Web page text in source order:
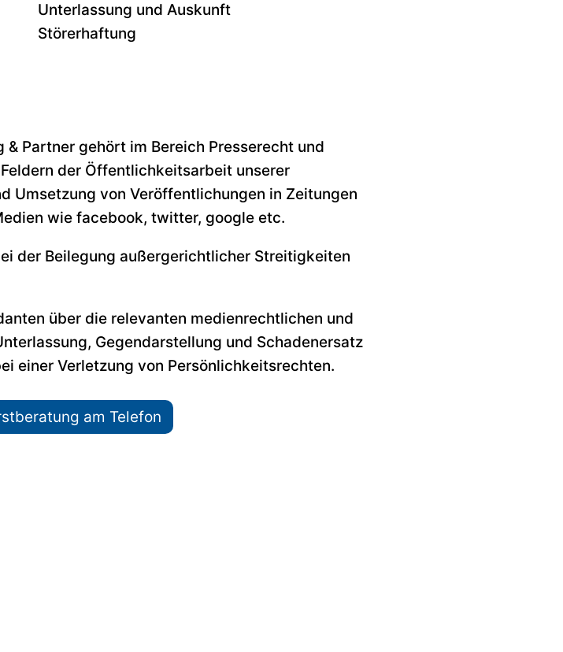
Unterlassung und Auskunft
Störerhaftung
Partner gehört im Bereich Presserecht und
der Öffentlichkeitsarbeit unserer
Umsetzung von Veröffentlichungen in Zeitungen
wie facebook, twitter, google etc.
der Beilegung außergerichtlicher Streitigkeiten
über die relevanten medienrechtlichen und
Gegendarstellung und Schadenersatz
einer Verletzung von Persönlichkeitsrechten.
am Telefon